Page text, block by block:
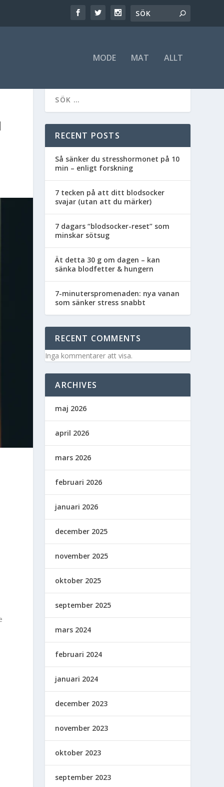
MODE MAT ALLT
RECENT POSTS
Så sänker du stresshormonet på 10
min – enligt forskning
7 tecken på att ditt blodsocker
svajar (utan att du märker)
7 dagars “blodsocker-reset” som
minskar sötsug
Ät detta 30 g om dagen – kan
sänka blodfetter & hungern
7-minuterspromenaden: nya vanan
som sänker stress snabbt
RECENT COMMENTS
Inga kommentarer att visa.
ARCHIVES
maj 2026
april 2026
mars 2026
februari 2026
januari 2026
december 2025
november 2025
oktober 2025
september 2025
mars 2024
februari 2024
januari 2024
december 2023
november 2023
oktober 2023
september 2023